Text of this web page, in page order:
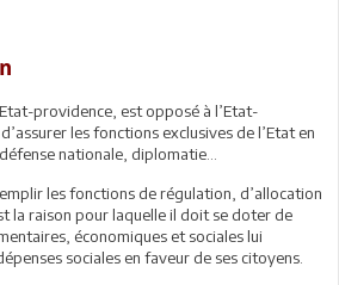
providence, est opposé à l’Etat-
les fonctions exclusives de l’Etat en
nationale, diplomatie…
les fonctions de régulation, d’allocation
la raison pour laquelle il doit se doter de
économiques et sociales lui
sociales en faveur de ses citoyens.